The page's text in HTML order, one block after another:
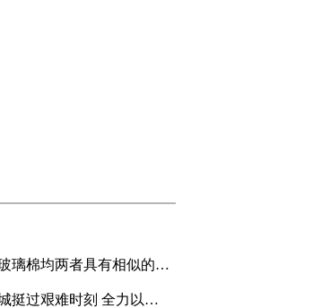
橡塑保温棉和玻璃棉均两者具有相似的性能 要选更适合自己的
山西：众志成城挺过艰难时刻 全力以赴恢复美好家园